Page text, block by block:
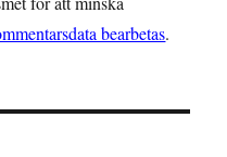
bearbetas.